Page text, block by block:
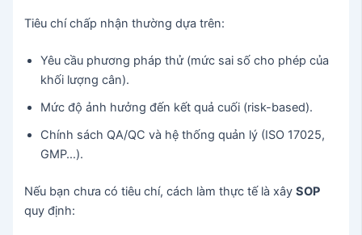
Tiêu chí chấp nhận thường dựa trên:
Yêu cầu phương pháp thử (mức sai số cho phép của
khối lượng cân).
Mức độ ảnh hưởng đến kết quả cuối (risk-based).
Chính sách QA/QC và hệ thống quản lý (ISO 17025,
GMP…).
Nếu bạn chưa có tiêu chí, cách làm thực tế là xâySOP
quy định: